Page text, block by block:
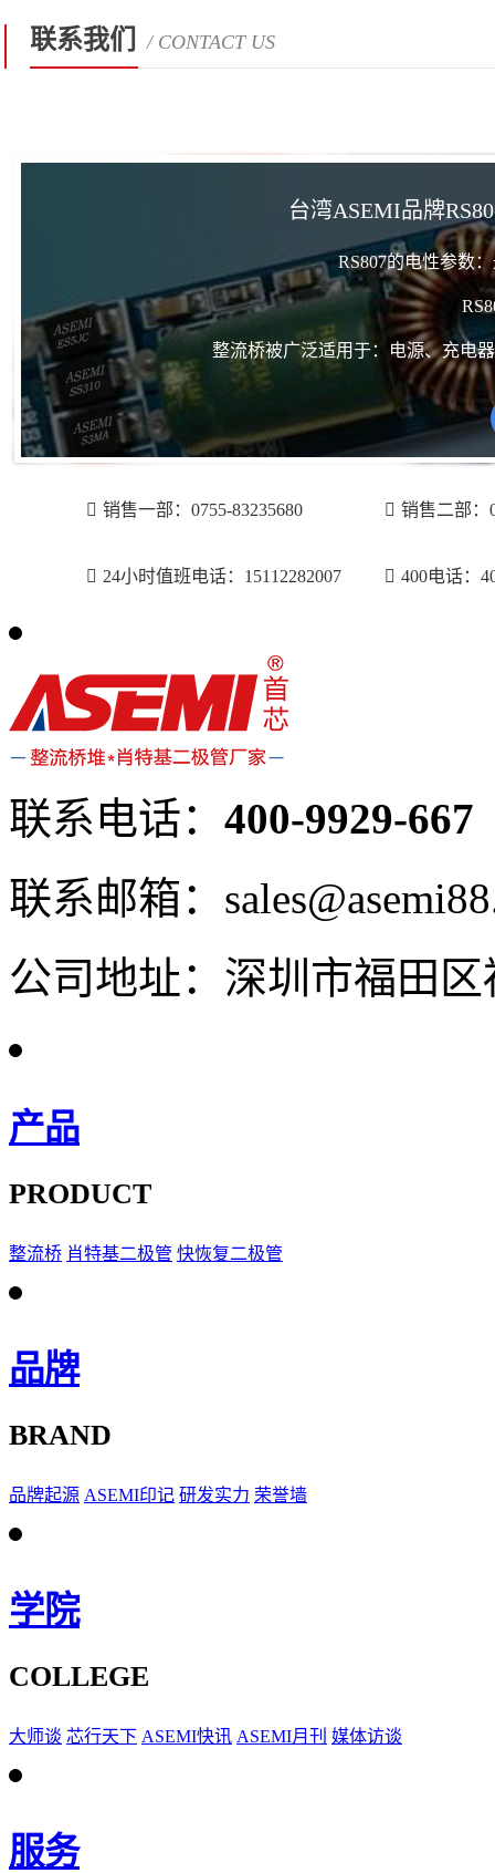
联系我们 / CONTACT US
台湾ASEMI品牌
RS807的电性参数
整流桥被广泛适用于：电源、充电
销售一部：0755-83235680 销售二部：
24小时值班电话：15112282007 400电话：
联系电话： 400-9929-667
联系邮箱：
公司地址：深圳市福田
产品
PRODUCT
整流桥 肖特基二极管 快恢复二极管
品牌
BRAND
品牌起源 ASEMI印记 研发实力 荣誉墙
学院
COLLEGE
大师谈 芯行天下 ASEMI快讯 ASEMI月刊 媒体访谈
服务